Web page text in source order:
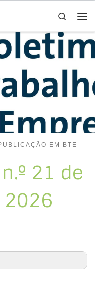
Search
EM BTE -
21 de
2026